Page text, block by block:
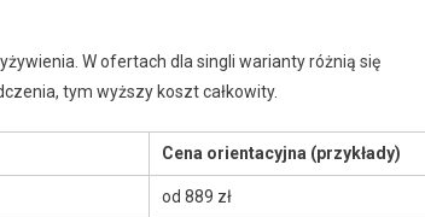
W ofertach dla singli warianty różnią się
tym wyższy koszt całkowity.
Cena orientacyjna (przykłady)
od 889 zł